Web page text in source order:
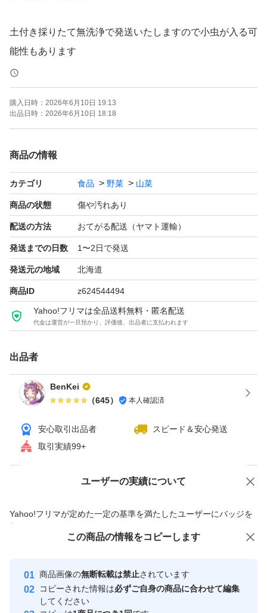
土付き採りたて無洗浄で発送いたしますので小虫が入る可
能性もあります
山菜全般輸送時の目減り(水分蒸発等)ございます。
＋40g以上 採り口廃棄見込み兼ね発送させていただきます
値引き及び日にちのご指定は不可となります
購入日時： 2026年6月10日 19:13
出品日時： 2026年6月10日 18:18
商品の情報
カテゴリ 食品 野菜 山菜
商品の状態 傷や汚れあり
配送の方法 おてがる配送（ヤマト運輸）
発送までの日数 1〜2日で発送
発送元の地域 北海道
商品ID z624544494
Yahoo!フリマは全品送料無料・匿名配送
代金は運営が一旦預かり、評価後、出品者に支払われます
出品者
BenKei
（645） 本人確認済
安心取引出品者
スピード＆安心発送
取引実績99+
ユーザーの実績について
Yahoo!フリマが定めた一定の基準を満たしたユーザーにバッジを
付与しています
安心取引出品者
心・安全なユーザーです
取引実績
価格の相談 商品への質問
この商品の情報をコピーします
商品画像の無断転載は禁止されています
コピーされた情報は必ずご自身の商品に合わせて編集
してください
この商品をみている人にオススメ